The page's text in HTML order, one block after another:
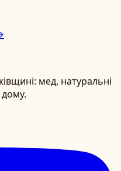
мед, натуральні
дому.